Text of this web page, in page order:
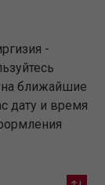
-
на ближайшие
дату и время